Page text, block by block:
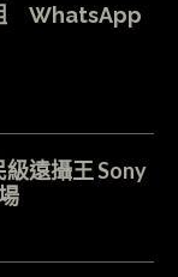
WhatsApp
遠攝王 Sony